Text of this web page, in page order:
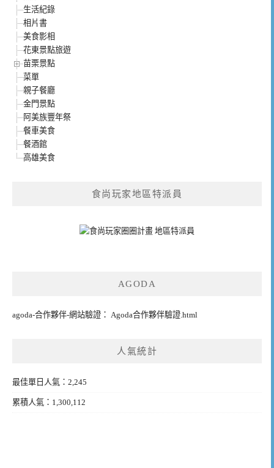
生活紀錄
相片書
美食影相
花東景點旅遊
苗栗景點
菜單
親子餐廳
金門景點
阿美族豐年祭
餐車美食
餐酒館
高雄美食
食尚玩家地區特派員
AGODA
agoda-合作夥伴-網站驗證： Agoda合作夥伴驗證.html
人氣統計
最佳單日人氣：2,245
累積人氣：1,300,112